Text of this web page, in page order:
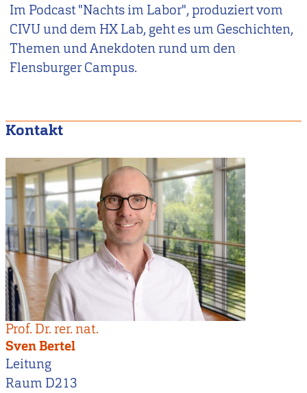
Im Podcast "Nachts im Labor", produziert vom
CIVU und dem HX Lab, geht es um Geschichten,
Themen und Anekdoten rund um den
Flensburger Campus.
Kontakt
Prof. Dr. rer. nat.
Sven Bertel
Leitung
Raum D213